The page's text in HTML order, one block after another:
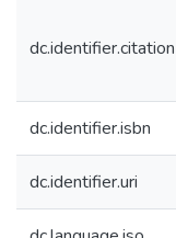
dc.identifier.citation
dc.identifier.isbn
dc.identifier.uri